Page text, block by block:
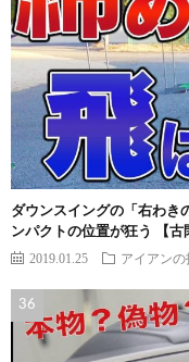
ダウンスイングの「右わき
ンパクトの位置が狂う 【古
2019.01.25 アイアンの